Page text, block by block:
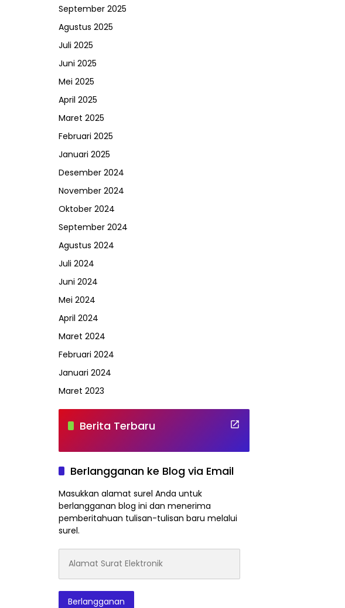
September 2025
Agustus 2025
Juli 2025
Juni 2025
Mei 2025
April 2025
Maret 2025
Februari 2025
Januari 2025
Desember 2024
November 2024
Oktober 2024
September 2024
Agustus 2024
Juli 2024
Juni 2024
Mei 2024
April 2024
Maret 2024
Februari 2024
Januari 2024
Maret 2023
Berita Terbaru
Berlangganan ke Blog via Email
Masukkan alamat surel Anda untuk
berlangganan blog ini dan menerima
pemberitahuan tulisan-tulisan baru melalui
surel.
Surat
Elektronik
Berlangganan